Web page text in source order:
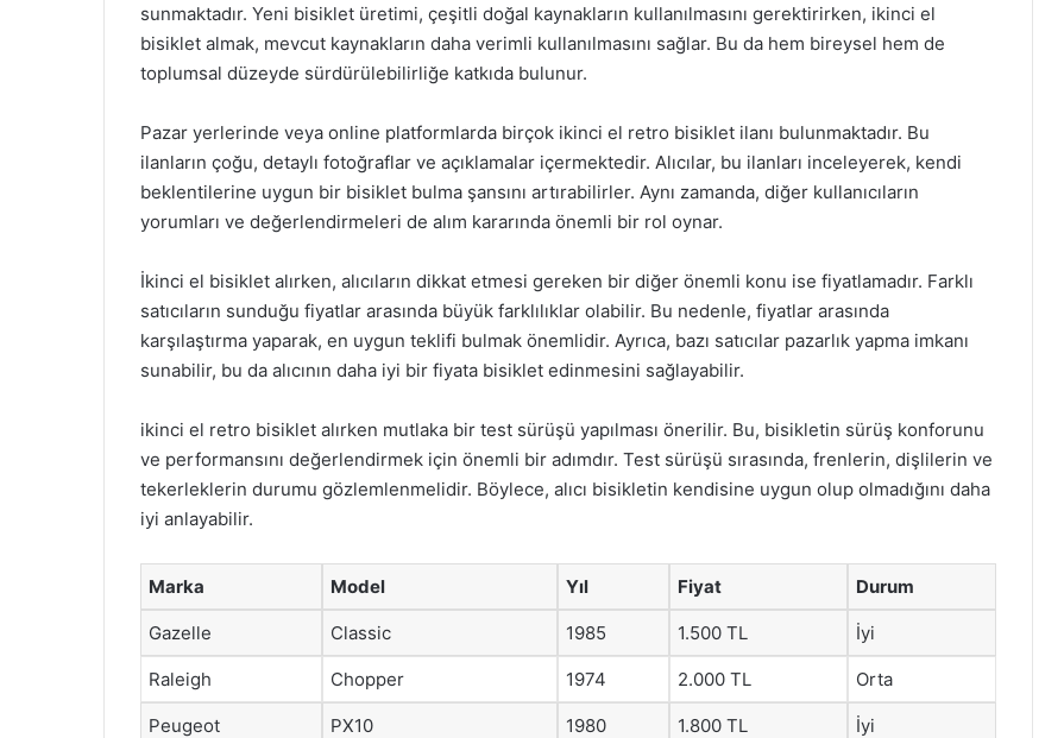
sunmaktadır. Yeni bisiklet üretimi, çeşitli doğal kaynakların kullanılmasını gerektirirken, ikinci el
bisiklet almak, mevcut kaynakların daha verimli kullanılmasını sağlar. Bu da hem bireysel hem de
toplumsal düzeyde sürdürülebilirliğe katkıda bulunur.
Pazar yerlerinde veya online platformlarda birçok ikinci el retro bisiklet ilanı bulunmaktadır. Bu
ilanların çoğu, detaylı fotoğraflar ve açıklamalar içermektedir. Alıcılar, bu ilanları inceleyerek, kendi
beklentilerine uygun bir bisiklet bulma şansını artırabilirler. Aynı zamanda, diğer kullanıcıların
yorumları ve değerlendirmeleri de alım kararında önemli bir rol oynar.
İkinci el bisiklet alırken, alıcıların dikkat etmesi gereken bir diğer önemli konu ise fiyatlamadır. Farklı
satıcıların sunduğu fiyatlar arasında büyük farklılıklar olabilir. Bu nedenle, fiyatlar arasında
karşılaştırma yaparak, en uygun teklifi bulmak önemlidir. Ayrıca, bazı satıcılar pazarlık yapma imkanı
sunabilir, bu da alıcının daha iyi bir fiyata bisiklet edinmesini sağlayabilir.
ikinci el retro bisiklet alırken mutlaka bir test sürüşü yapılması önerilir. Bu, bisikletin sürüş konforunu
ve performansını değerlendirmek için önemli bir adımdır. Test sürüşü sırasında, frenlerin, dişlilerin ve
tekerleklerin durumu gözlemlenmelidir. Böylece, alıcı bisikletin kendisine uygun olup olmadığını daha
iyi anlayabilir.
Marka Model Yıl Fiyat Durum
Gazelle Classic 1985 1.500 TL İyi
Raleigh Chopper 1974 2.000 TL Orta
Peugeot PX10 1980 1.800 TL İyi